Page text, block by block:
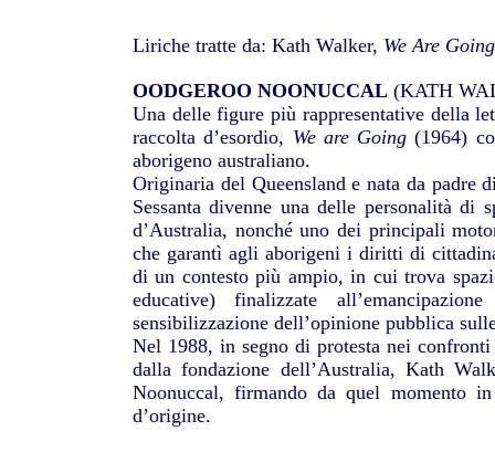
Liriche tratte da: Kath Walker, We Are
OODGEROO NOONUCCAL (KATH
Una delle figure più rappresentative della
raccolta d’esordio, We are Going (1964)
aborigeno australiano.
Originaria del Queensland e nata da padre
Sessanta divenne una delle personalità
d’Australia, nonché uno dei principali
che garantì agli aborigeni i diritti di
di un contesto più ampio, in cui trova
educative) finalizzate
sensibilizzazione dell’opinione pubblica
Nel 1988, in segno di protesta nei
dalla fondazione dell’Australia, Kath
Noonuccal, firmando da quel momento
d’origine.